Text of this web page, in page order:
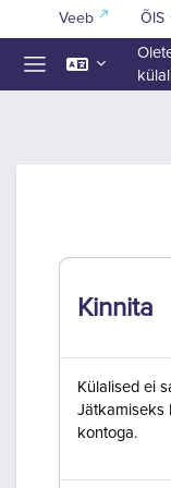
Jäta vahele peasisuni
Veeb ÕIS
Kinnita
Külalised ei
Jätkamiseks
kontoga.